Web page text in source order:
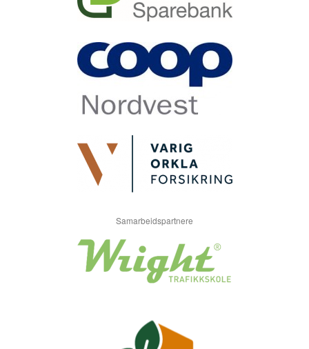
Samarbeidspartnere